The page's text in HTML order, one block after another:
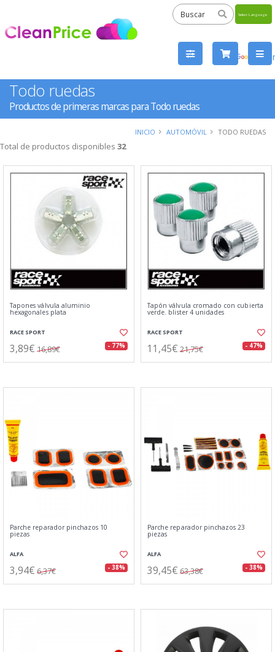
by
Todo ruedas
Productos de primeras marcas para Todo ruedas
INICIO AUTOMÓVIL TODO RUEDAS
Total de productos disponibles 32
Tapones válvula aluminio
hexagonales plata
RACE SPORT
3,89€ 16,89€ - 77%
Tapón válvula cromado con cubierta
verde. blister 4 unidades
RACE SPORT
11,45€ 21,75€ - 47%
Parche reparador pinchazos 10
piezas
ALFA
3,94€ 6,37€ - 38%
Parche reparador pinchazos 23
piezas
ALFA
39,45€ 63,38€ - 38%